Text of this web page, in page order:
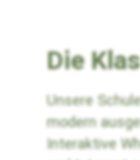
Die
Unsere
modern
Interaktive